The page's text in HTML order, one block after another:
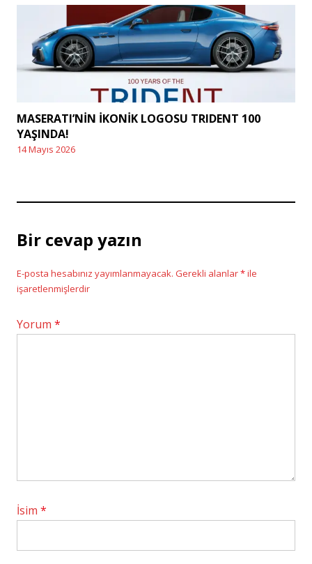
on
MASERATI’NİN İKONİK LOGOSU TRIDENT 100
YAŞINDA!
Posted
14 Mayıs 2026
Bir cevap yazın
E-posta hesabınız yayımlanmayacak. Gerekli alanlar*ile
işaretlenmişlerdir
Yorum *
İsim *